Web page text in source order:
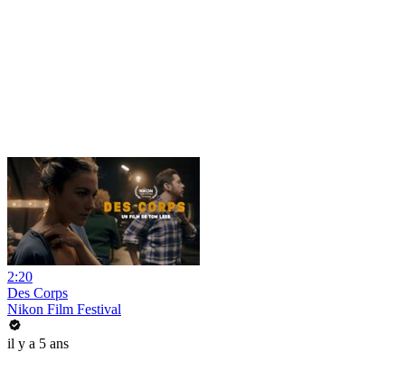
2:20
Des Corps
Nikon Film Festival
il y a 5 ans